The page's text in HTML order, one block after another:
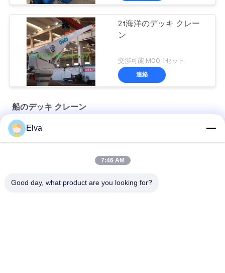
2t海洋のデッキ クレー
ン
交渉可能 MOQ:1セット
連絡
船のデッキ クレーン
先進的な海洋救助ボート デビットシステムAフレーム
Elva
7:46 AM
Good day, what product are you looking for?